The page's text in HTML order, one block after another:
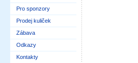
Pro sponzory
Prodej kuliček
Zábava
Odkazy
Kontakty